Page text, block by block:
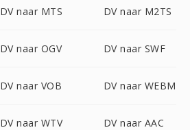
DV naar MTS DV naar M2TS
DV naar OGV DV naar SWF
DV naar VOB DV naar WEBM
DV naar WTV DV naar AAC